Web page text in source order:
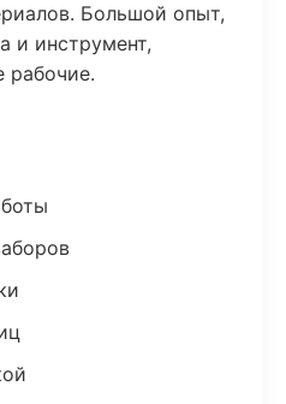
Большой опыт,
и инструмент,
рабочие.